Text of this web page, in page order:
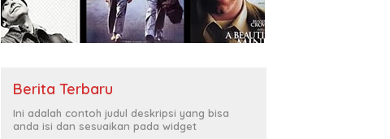
Berita Terbaru
Ini adalah contoh judul deskripsi yang bisa
anda isi dan sesuaikan pada widget